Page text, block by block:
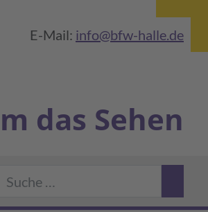
E-Mail: info@bfw-halle.de
das Sehen
Suchen